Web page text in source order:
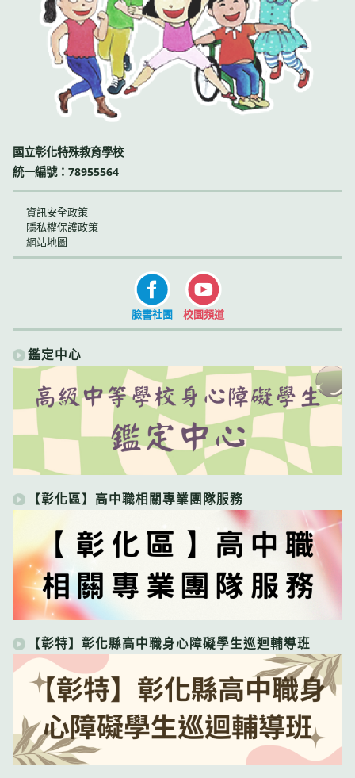
國立彰化特殊教育學校
統一編號：78955564
資訊安全政策
隱私權保護政策
網站地圖
臉書社團 校園頻道
鑑定中心
【彰化區】高中職相關專業團隊服務
【彰特】彰化縣高中職身心障礙學生巡迴輔導班